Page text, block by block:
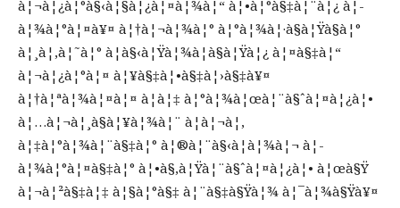
à¦¬à¦¿à¦°à§‹à¦§à¦¿à¦¤à¦¾à¦“ à¦•à¦°à§‡à¦¨à¦¿ à¦­
à¦¾à¦°à¦¤à¥¤ à¦†à¦¬à¦¾à¦° à¦°à¦¾à¦·à§à¦Ÿà§à¦°
à¦¸à¦‚à¦˜à¦° à¦­à§‹à¦Ÿà¦¾à¦­à§à¦Ÿà¦¿ à¦¤à§‡à¦“
à¦¬à¦¿à¦°à¦¤ à¦¥à§‡à¦•à§‡à¦›à§‡à¥¤
à¦†à¦ªà¦¾à¦¤à¦¤ à¦à¦‡ à¦°à¦¾à¦œà¦¨à§ˆà¦¤à¦¿à¦•
à¦…à¦¬à¦¸à§à¦¥à¦¾à¦¨ à¦à¦¬à¦‚
à¦‡à¦°à¦¾à¦¨à§‡à¦° à¦®à¦¨à§‹à¦­à¦¾à¦¬ à¦­
à¦¾à¦°à¦¤à§‡à¦° à¦•à§‚à¦Ÿà¦¨à§ˆà¦¤à¦¿à¦• à¦œà§Ÿ
à¦¬à¦²à§‡à¦‡ à¦§à¦°à§‡ à¦¨à§‡à§Ÿà¦¾ à¦¯à¦¾à§Ÿà¥¤